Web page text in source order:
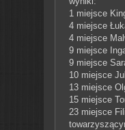
1 miejsce
4 miejsce
4 miejsce
9 miejsce
9 miejsce
10 miejsce
13 miejsce
15 miejsce
23 miejsce